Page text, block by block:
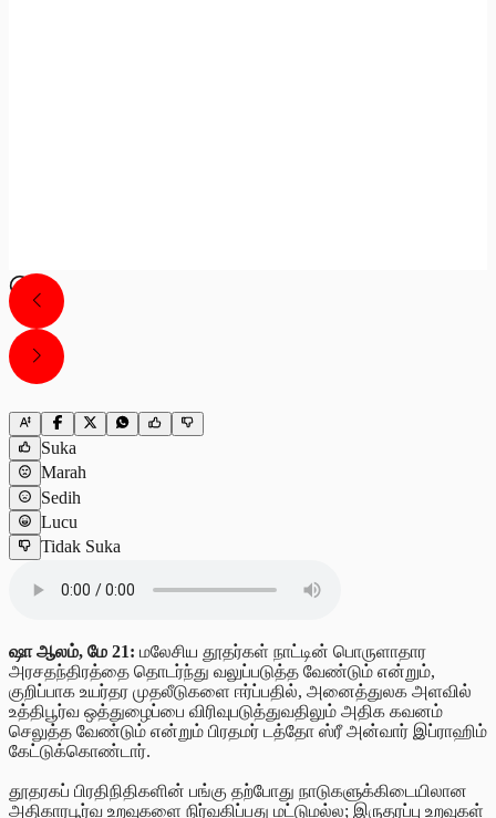
Suka
Marah
Sedih
Lucu
Tidak Suka
ஷா ஆலம், மே 21: மலேசிய தூதர்கள் நாட்டின் பொருளாதார
அரசதந்திரத்தை தொடர்ந்து வலுப்படுத்த வேண்டும் என்றும்,
குறிப்பாக உயர்தர முதலீடுகளை ஈர்ப்பதில், அனைத்துலக அளவில்
உத்திபூர்வ ஒத்துழைப்பை விரிவுபடுத்துவதிலும் அதிக கவனம்
செலுத்த வேண்டும் என்றும் பிரதமர் டத்தோ ஸ்ரீ அன்வார் இப்ராஹிம்
கேட்டுக்கொண்டார்.
தூதரகப் பிரதிநிதிகளின் பங்கு தற்போது நாடுகளுக்கிடையிலான
அதிகாரபூர்வ உறவுகளை நிர்வகிப்பது மட்டுமல்ல; இருதரப்பு உறவுகள்